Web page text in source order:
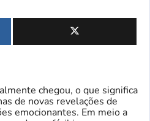
chegou, o que significa
de novas revelações de
emocionantes. Em meio a